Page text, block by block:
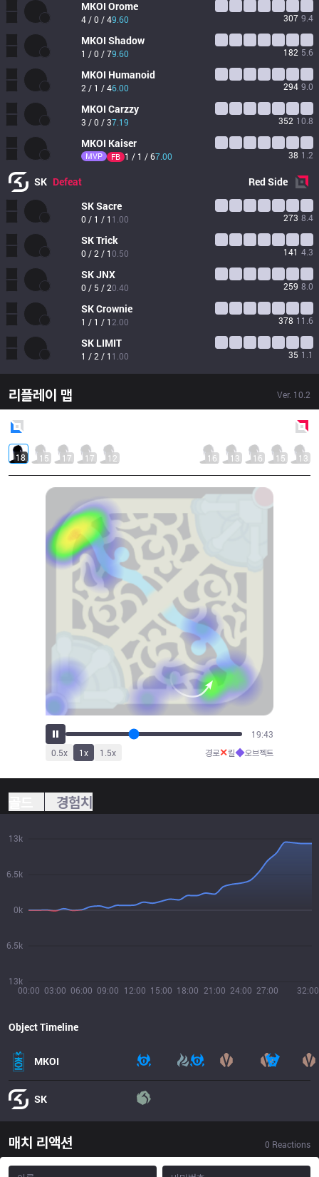
MKOI Orome
4 / 0 / 49.60 307 9.4
MKOI Shadow
1 / 0 / 79.60 182 5.6
MKOI Humanoid
2 / 1 / 46.00 294 9.0
MKOI Carzzy
3 / 0 / 37.19 352 10.8
MKOI Kaiser
MVP FB 1 / 1 / 67.00 38 1.2
SK Defeat RedSide
SKSacre
0 / 1 / 1 1.00 273 8.4
SKTrick
0 / 2 / 10.50 141 4.3
SKJNX
0 / 5 / 20.40 259 8.0
SKCrownie
1 / 1 / 1 2.00 378 11.6
SK LIMIT
1 / 2 / 1 1.00 35 1.1
리플레이 맵 Ver. 10.2
18 15 17 17 12 16 13 16 15 13
21:29
0.5x 1x 1.5x 경로✕킬◆오브젝트
경험치
00:00 03:00 06:00 09:00 12:00 15:00 18:00 21:00 24:00 27:00 32:00
13k
6.5k
0k
6.5k
13k
Object Timeline
MKOI
SK
매치 리액션 0 Reactions